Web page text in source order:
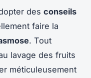
des conseils
faire la
. Tout
lavage des fruits
méticuleusement